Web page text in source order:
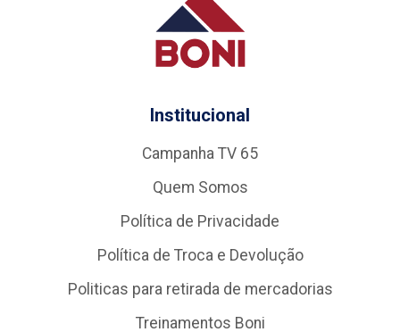
Institucional
Campanha TV 65
Quem Somos
Política de Privacidade
Política de Troca e Devolução
Politicas para retirada de mercadorias
Treinamentos Boni